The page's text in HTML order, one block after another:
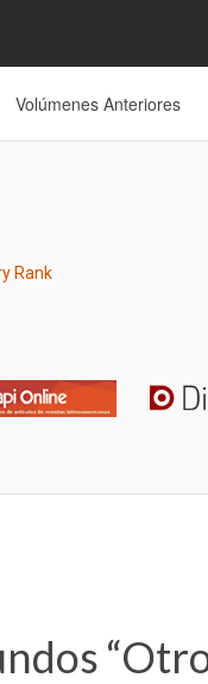
Volúmenes Anteriores